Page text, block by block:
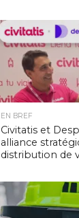
EN BREF
Civitatis et
alliance
distribution de